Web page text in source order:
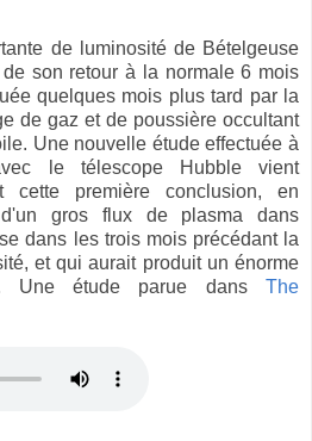
de luminosité de Bételgeuse
son retour à la normale 6 mois
quelques mois plus tard par la
de gaz et de poussière occultant
Une nouvelle étude effectuée à
le télescope Hubble vient
cette première conclusion, en
gros flux de plasma dans
dans les trois mois précédant la
et qui aurait produit un énorme
Une étude parue dans The